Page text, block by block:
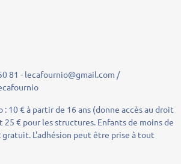
81 - lecafournio@gmail.com /
: 10 € à partir de 16 ans (donne accès au droit
25 € pour les structures. Enfants de moins de
gratuit. L'adhésion peut être prise à tout